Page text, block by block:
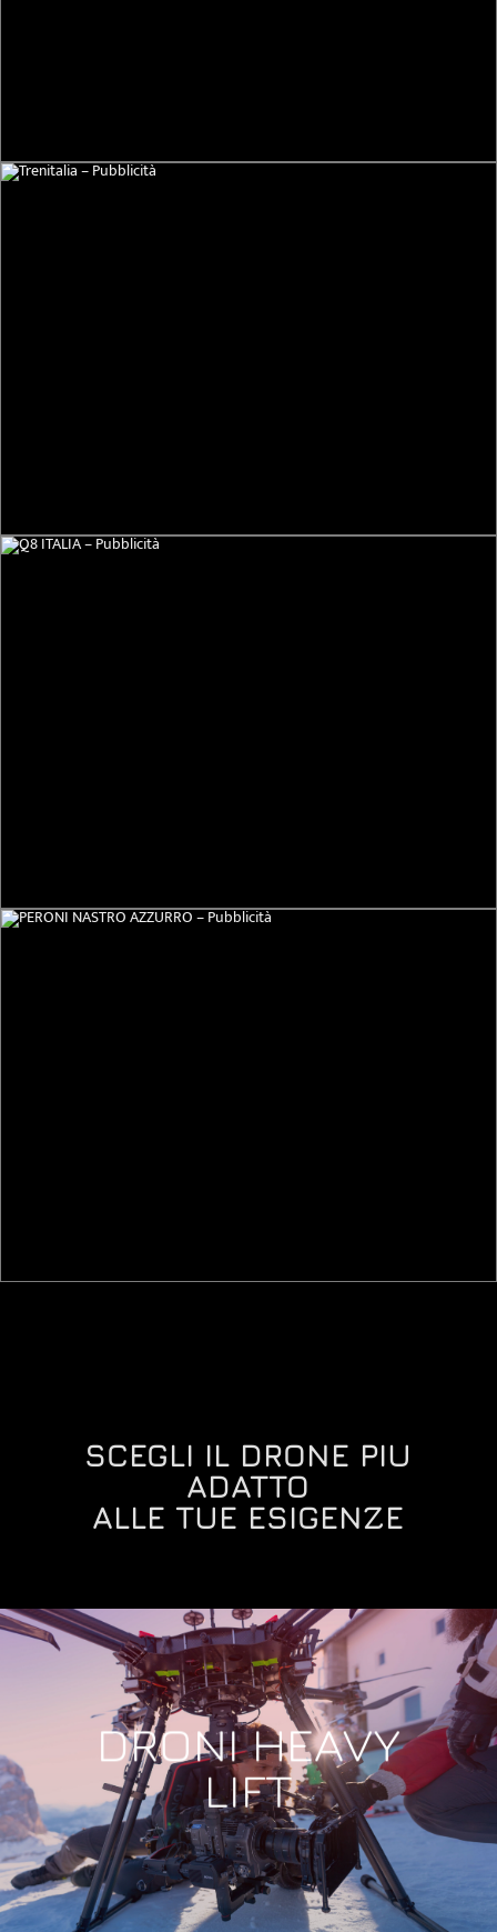
SCEGLI IL DRONE PIU
ADATTO
ALLE TUE ESIGENZE
DRONI HEAVY
LIFT